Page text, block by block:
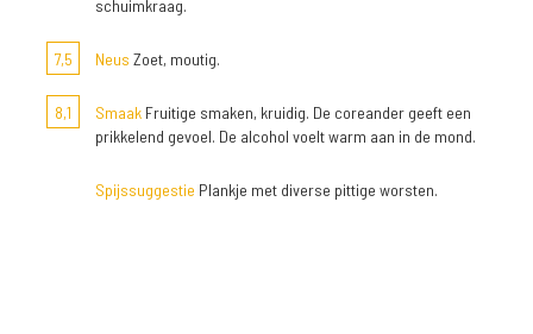
schuimkraag.
7,5 Neus Zoet, moutig.
8,1 Smaak Fruitige smaken, kruidig. De coreander geeft een
prikkelend gevoel. De alcohol voelt warm aan in de mond.
Spijssuggestie Plankje met diverse pittige worsten.